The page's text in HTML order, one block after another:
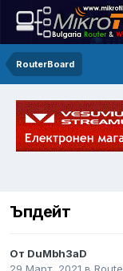
RouterBoard
Ъпдейт
От DuMbh3aD
29 Март, 2021 в